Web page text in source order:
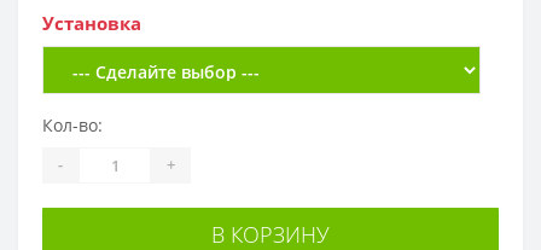
Установка
Кол-во:
- +
В КОРЗИНУ